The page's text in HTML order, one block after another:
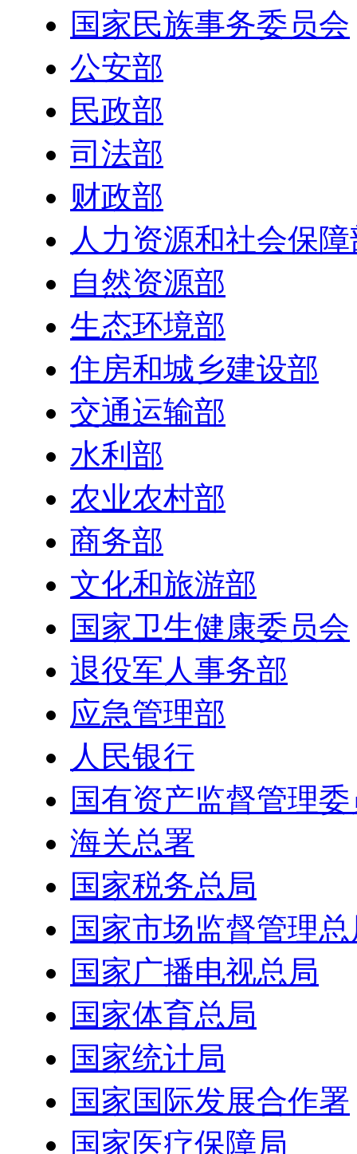
国家民族事务委员会
公安部
民政部
司法部
财政部
人力资源和社会保
自然资源部
生态环境部
住房和城乡建设部
交通运输部
水利部
农业农村部
商务部
文化和旅游部
国家卫生健康委员会
退役军人事务部
应急管理部
人民银行
国有资产监督管理
海关总署
国家税务总局
国家市场监督管理
国家广播电视总局
国家体育总局
国家统计局
国家国际发展合作署
国家医疗保障局